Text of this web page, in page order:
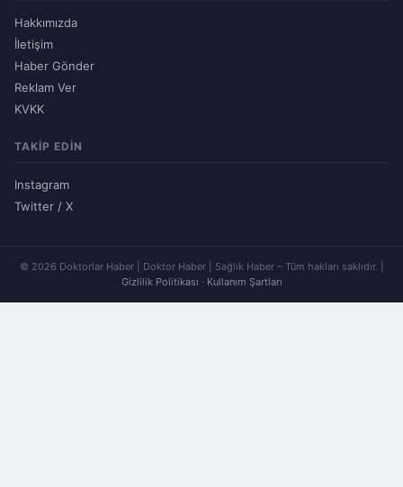
Hakkımızda
İletişim
Haber Gönder
Reklam Ver
KVKK
TAKIP EDIN
Instagram
Twitter / X
© 2026 Doktorlar Haber | Doktor Haber | Sağlık Haber – Tüm hakları saklıdır. |
Gizlilik Politikası · Kullanım Şartları